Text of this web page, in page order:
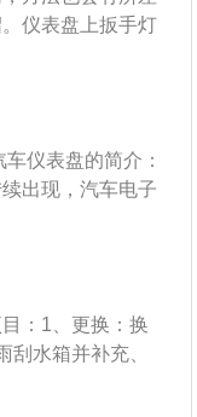
发动机积碳或爆
厂检查并维修。
仪表盘上扳手灯
配，需要在有此
养完了也不会自
仪表盘的简介：
出现，汽车电子
子油门指示灯、
员提供所需的汽
：1、更换：换
水箱并补充、
车保养周期及